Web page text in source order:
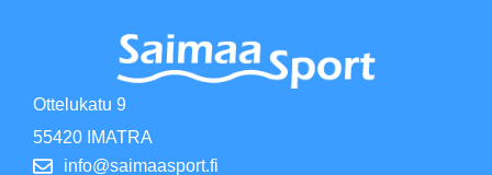
Ottelukatu 9
55420 IMATRA
info@saimaasport.fi